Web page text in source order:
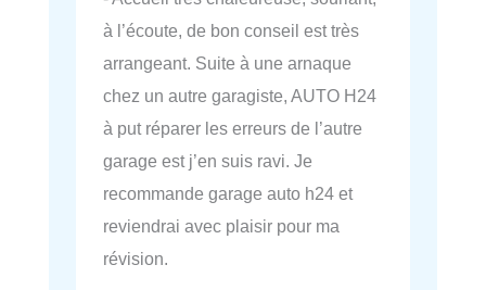
à l’écoute, de bon conseil est très
arrangeant. Suite à une arnaque
chez un autre garagiste, AUTO H24
à put réparer les erreurs de l’autre
garage est j’en suis ravi. Je
recommande garage auto h24 et
reviendrai avec plaisir pour ma
révision.